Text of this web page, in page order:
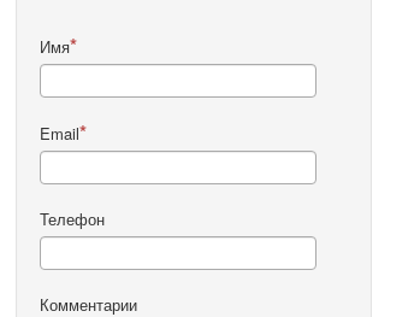
Имя
Email
Телефон
Комментарии